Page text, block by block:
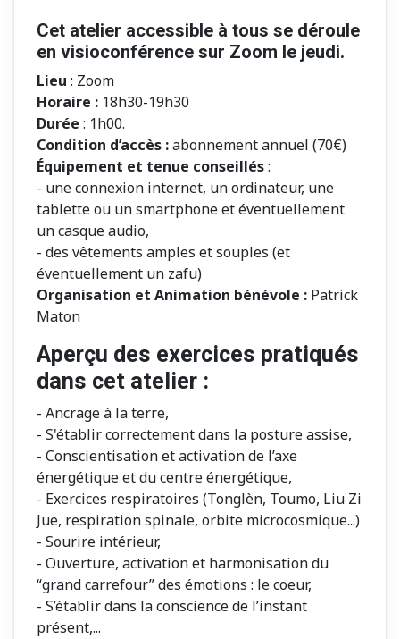
Cet atelier accessible à tous se déroule
en visioconférence sur Zoom le jeudi.
Lieu : Zoom
Horaire : 18h30-19h30
Durée : 1h00.
Condition d’accès :abonnement annuel (70€)
Équipement et tenue conseillés:
- une connexion internet, un ordinateur, une
tablette ou un smartphone et éventuellement
un casque audio,
- des vêtements amples et souples (et
éventuellement un zafu)
Organisation et Animation bénévole : Patrick
Maton
Aperçu des exercices pratiqués
dans cet atelier :
- Ancrage à la terre,
- S'établir correctement dans la posture assise,
- Conscientisation et activation de l’axe
énergétique et du centre énergétique,
- Exercices respiratoires (Tonglèn, Toumo, Liu Zi
Jue, respiration spinale, orbite microcosmique...)
- Sourire intérieur,
- Ouverture, activation et harmonisation du
“grand carrefour” des émotions : le coeur,
- S’établir dans la conscience de l’instant
présent,...